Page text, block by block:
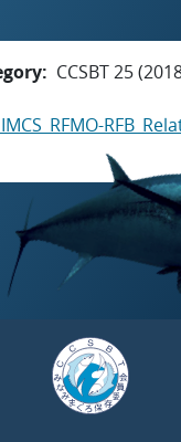
CCSBT 25